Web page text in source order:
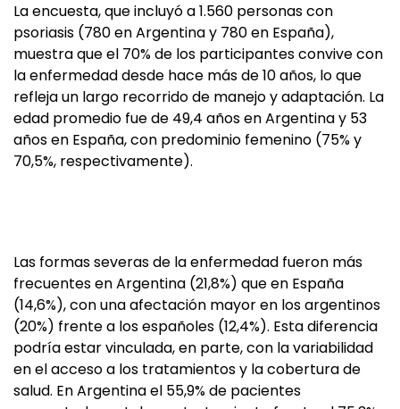
La encuesta, que incluyó a 1.560 personas con
psoriasis (780 en Argentina y 780 en España),
muestra que el 70% de los participantes convive con
la enfermedad desde hace más de 10 años, lo que
refleja un largo recorrido de manejo y adaptación. La
edad promedio fue de 49,4 años en Argentina y 53
años en España, con predominio femenino (75% y
70,5%, respectivamente).
Las formas severas de la enfermedad fueron más
frecuentes en Argentina (21,8%) que en España
(14,6%), con una afectación mayor en los argentinos
(20%) frente a los españoles (12,4%). Esta diferencia
podría estar vinculada, en parte, con la variabilidad
en el acceso a los tratamientos y la cobertura de
salud. En Argentina el 55,9% de pacientes